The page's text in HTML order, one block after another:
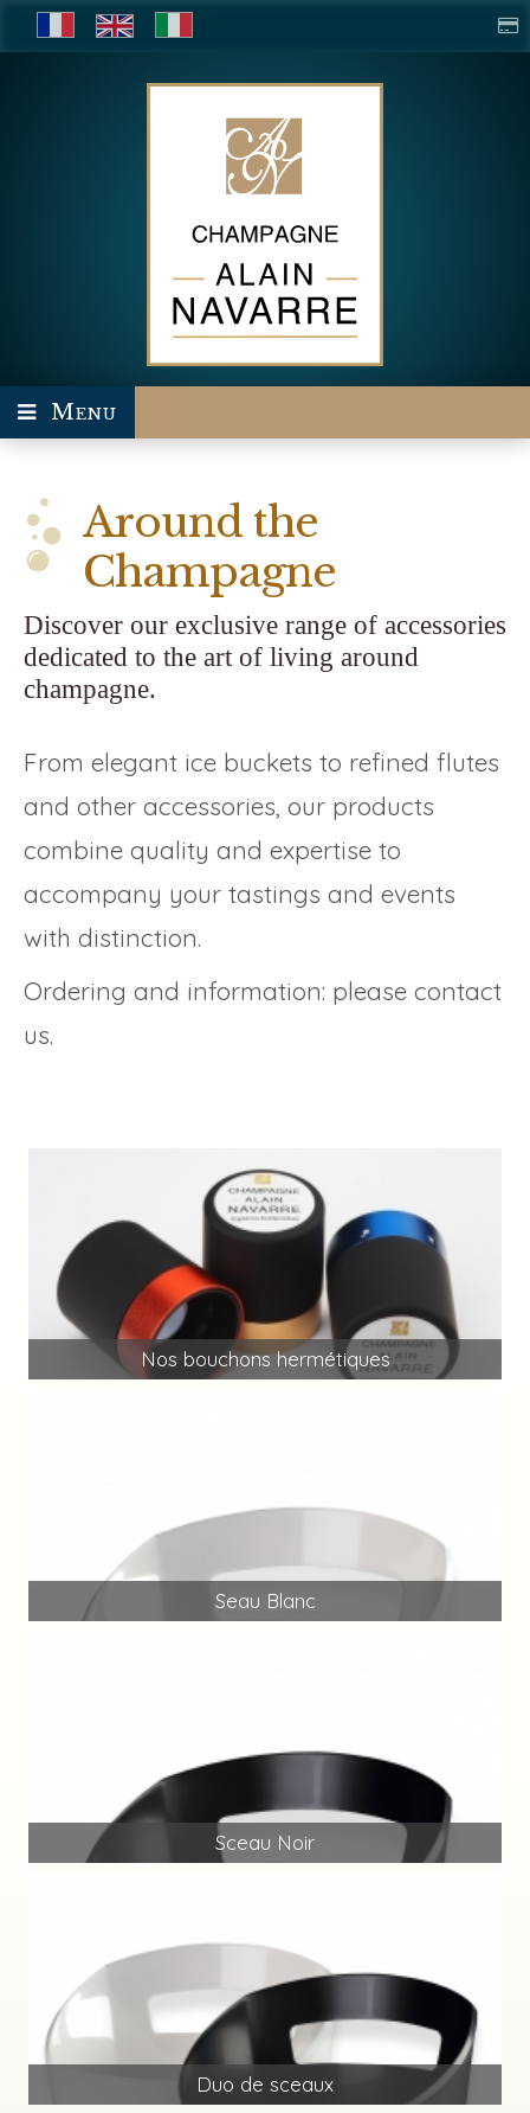
Menu
Around the
Champagne
Discover our exclusive range of accessories
dedicated to the art of living around
champagne.
From elegant ice buckets to refined flutes
and other accessories, our products
combine quality and expertise to
accompany your tastings and events
with distinction.
Ordering and information: please contact
us.
Nos bouchons hermétiques
Seau Blanc
Sceau Noir
Duo de sceaux